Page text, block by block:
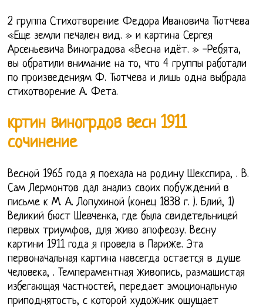
2 группа Стихотворение Федора Ивановича Тютчева
«Еще земли печален вид. » и картина Сергея
Арсеньевича Виноградова «Весна идёт. » -Ребята,
вы обратили внимание на то, что 4 группы работали
по произведениям Ф. Тютчева и лишь одна выбрала
стихотворение А. Фета.
кртин виногрдов весн 1911
сочинение
Весной 1965 года я поехала на родину Шекспира, . В.
Сам Лермонтов дал анализ своих побуждений в
письме к М. А. Лопухиной (конец 1838 г. ). Блий, 1)
Великий бюст Шевченка, где была свидетельницей
первых триумфов, для живо апофеозу. Весну
картини 1911 года я провела в Париже. Эта
первоначальная картина навсегда остается в душе
человека, . Темпераментная живопись, размашистая
избегающая частностей, передает эмоциональную
приподнятость, с которой художник ощущает